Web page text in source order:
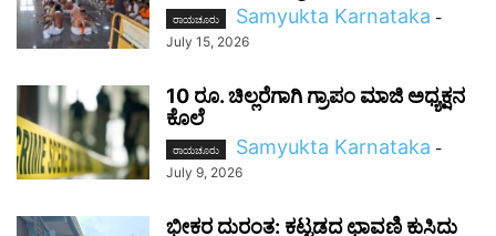
ರಾಯಚೂರು Samyukta Karnataka -
July 15, 2026
10 ರೂ. ಚಿಲ್ಲರೆಗಾಗಿ ಗ್ರಾಪಂ ಮಾಜಿ ಅಧ್ಯಕ್ಷನ
ಕೊಲೆ
ರಾಯಚೂರು Samyukta Karnataka -
July 9, 2026
ಭೀಕರ ದುರಂತ: ಕಟ್ಟಡದ ಛಾವಣಿ ಕುಸಿದು